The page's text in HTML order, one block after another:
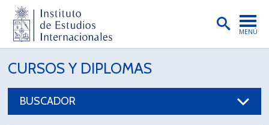
MENÚ
PORTADA
INSTITUTO
CURSOS Y DIPLOMAS
BUSCADOR